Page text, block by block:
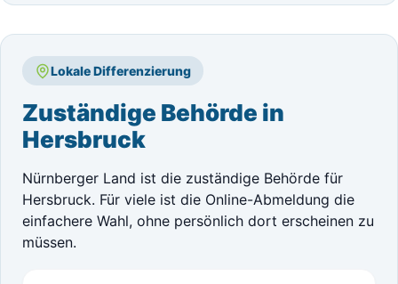
Lokale Differenzierung
Zuständige Behörde in
Hersbruck
Nürnberger Land ist die zuständige Behörde für
Hersbruck. Für viele ist die Online-Abmeldung die
einfachere Wahl, ohne persönlich dort erscheinen zu
müssen.